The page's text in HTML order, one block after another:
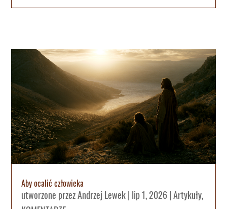
Aby ocalić człowieka
utworzone przezAndrzej Lewek| lip 1, 2026|Artykuły,